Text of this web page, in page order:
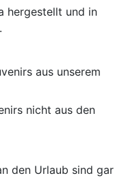
hergestellt und in
aus unserem
nicht aus den
den Urlaub sind gar